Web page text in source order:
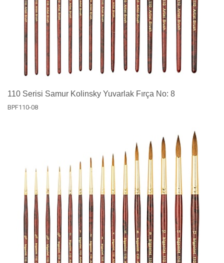
110 Serisi Samur Kolinsky Yuvarlak Fırça No: 8
BPF110-08